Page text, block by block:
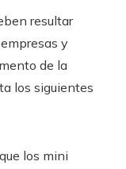
resultar
y
de la
los siguientes
los mini